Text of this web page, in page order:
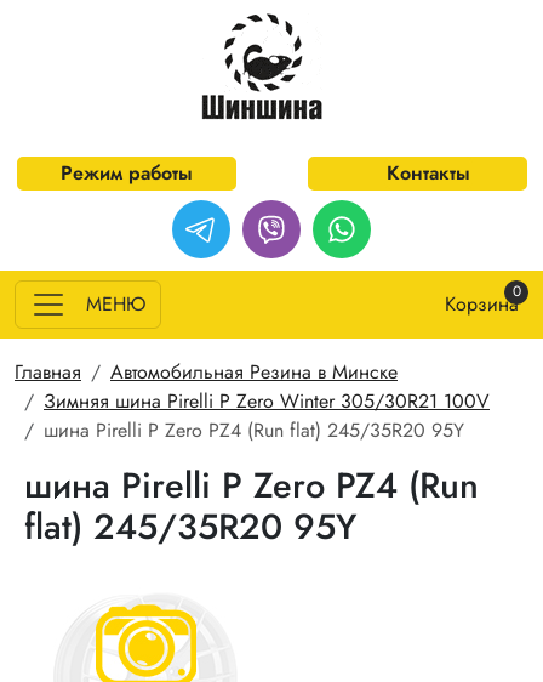
Перейти к основному содержанию
Режим работы Контакты
МЕНЮ Корзина0
Строка навигации
Главная
Автомобильная Резина в Минске
Зимняя шина Pirelli P Zero Winter 305/30R21 100V
шина Pirelli P Zero PZ4 (Run flat) 245/35R20 95Y
шина Pirelli P Zero PZ4 (Run
flat) 245/35R20 95Y